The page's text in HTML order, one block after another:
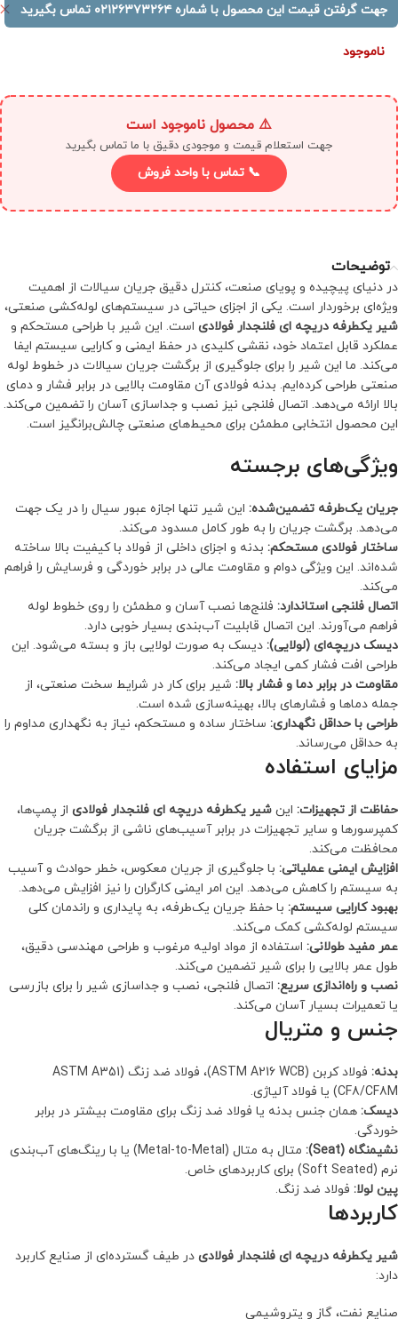
جهت گرفتن قیمت این محصول با شماره ۰۲۱۲۶۳۷۳۲۶۴ تماس بگیرید
ناموجود
⚠️ محصول ناموجود است
جهت استعلام قیمت و موجودی دقیق با ما تماس بگیرید
📞 تماس با واحد فروش
توضیحات
در دنیای پیچیده و پویای صنعت، کنترل دقیق جریان سیالات از اهمیت
ویژه‌ای برخوردار است. یکی از اجزای حیاتی در سیستم‌های لوله‌کشی صنعتی،
شیر یكطرفه دریچه ای فلنجدار فولادی است. این شیر با طراحی مستحکم و
عملکرد قابل اعتماد خود، نقشی کلیدی در حفظ ایمنی و کارایی سیستم ایفا
می‌کند. ما این شیر را برای جلوگیری از برگشت جریان سیالات در خطوط لوله
صنعتی طراحی کرده‌ایم. بدنه فولادی آن مقاومت بالایی در برابر فشار و دمای
بالا ارائه می‌دهد. اتصال فلنجی نیز نصب و جداسازی آسان را تضمین می‌کند.
این محصول انتخابی مطمئن برای محیط‌های صنعتی چالش‌برانگیز است.
ویژگی‌های برجسته
جریان یک‌طرفه تضمین‌شده: این شیر تنها اجازه عبور سیال را در یک جهت
می‌دهد. برگشت جریان را به طور کامل مسدود می‌کند.
ساختار فولادی مستحکم: بدنه و اجزای داخلی از فولاد با کیفیت بالا ساخته
شده‌اند. این ویژگی دوام و مقاومت عالی در برابر خوردگی و فرسایش را فراهم
می‌کند.
اتصال فلنجی استاندارد: فلنج‌ها نصب آسان و مطمئن را روی خطوط لوله
فراهم می‌آورند. این اتصال قابلیت آب‌بندی بسیار خوبی دارد.
دیسک دریچه‌ای (لولایی): دیسک به صورت لولایی باز و بسته می‌شود. این
طراحی افت فشار کمی ایجاد می‌کند.
مقاومت در برابر دما و فشار بالا: شیر برای کار در شرایط سخت صنعتی، از
جمله دماها و فشارهای بالا، بهینه‌سازی شده است.
طراحی با حداقل نگهداری: ساختار ساده و مستحکم، نیاز به نگهداری مداوم را
به حداقل می‌رساند.
مزایای استفاده
حفاظت از تجهیزات: این شیر یكطرفه دریچه ای فلنجدار فولادی از پمپ‌ها،
کمپرسورها و سایر تجهیزات در برابر آسیب‌های ناشی از برگشت جریان
محافظت می‌کند.
افزایش ایمنی عملیاتی: با جلوگیری از جریان معکوس، خطر حوادث و آسیب
به سیستم را کاهش می‌دهد. این امر ایمنی کارگران را نیز افزایش می‌دهد.
بهبود کارایی سیستم: با حفظ جریان یک‌طرفه، به پایداری و راندمان کلی
سیستم لوله‌کشی کمک می‌کند.
عمر مفید طولانی: استفاده از مواد اولیه مرغوب و طراحی مهندسی دقیق،
طول عمر بالایی را برای شیر تضمین می‌کند.
نصب و راه‌اندازی سریع: اتصال فلنجی، نصب و جداسازی شیر را برای بازرسی
یا تعمیرات بسیار آسان می‌کند.
جنس و متریال
بدنه:
فولاد کربن (ASTM A216 WCB)، فولاد ضد زنگ (ASTM A351
CF8/CF8M) یا فولاد آلیاژی.
دیسک: همان جنس بدنه یا فولاد ضد زنگ برای مقاومت بیشتر در برابر
خوردگی.
نشیمنگاه (Seat):
متال به متال (Metal-to-Metal) یا با رینگ‌های آب‌بندی
نرم (Soft Seated) برای کاربردهای خاص.
پین لولا: فولاد ضد زنگ.
کاربردها
شیر یكطرفه دریچه ای فلنجدار فولادی در طیف گسترده‌ای از صنایع کاربرد
دارد:
صنایع نفت، گاز و پتروشیمی